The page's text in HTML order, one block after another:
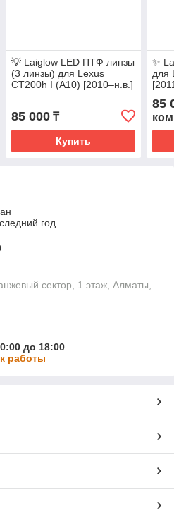
💡 Laiglow LED ПТФ линзы
(3 линзы) для Lexus
CT200h I (A10) [2010–н.в.]
85 000₸
Купить
✨
для
85
год
сектор, 1 этаж, Алматы,
до 18:00
работы